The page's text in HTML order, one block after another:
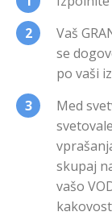
Vaš
se
po vaši
Med
skupaj
vašo